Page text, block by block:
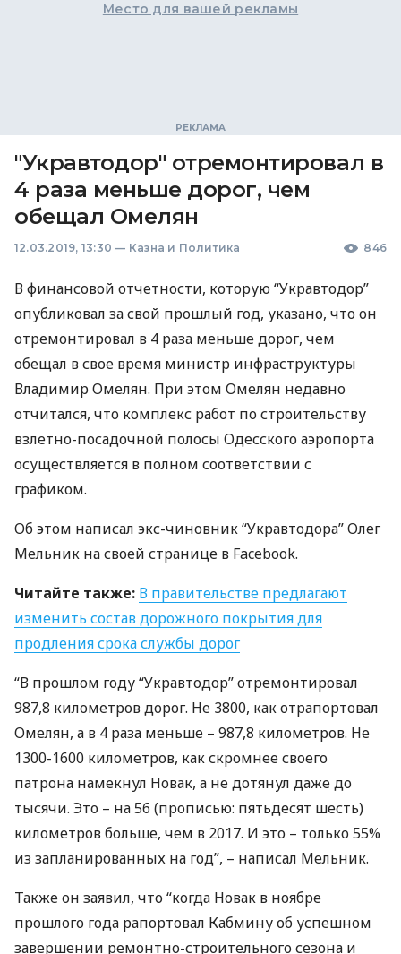
Место для вашей рекламы
"Укравтодор" отремонтировал в
4 раза меньше дорог, чем
обещал Омелян
12.03.2019, 13:30 — Казна и Политика 846
В финансовой отчетности, которую “Укравтодор”
опубликовал за свой прошлый год, указано, что он
отремонтировал в 4 раза меньше дорог, чем
обещал в свое время министр инфраструктуры
Владимир Омелян. При этом Омелян недавно
отчитался, что комплекс работ по строительству
взлетно-посадочной полосы Одесского аэропорта
осуществляется в полном соответствии с
графиком.
Об этом написал экс-чиновник “Укравтодора” Олег
Мельник на своей странице в Facebook.
Читайте также: В правительстве предлагают
изменить состав дорожного покрытия для
продления срока службы дорог
“В прошлом году “Укравтодор” отремонтировал
987,8 километров дорог. Не 3800, как отрапортовал
Омелян, а в 4 раза меньше – 987,8 километров. Не
1300-1600 километров, как скромнее своего
патрона намекнул Новак, а не дотянул даже до
тысячи. Это – на 56 (прописью: пятьдесят шесть)
километров больше, чем в 2017. И это – только 55%
из запланированных на год”, – написал Мельник.
Также он заявил, что “когда Новак в ноябре
прошлого года рапортовал Кабмину об успешном
завершении ремонтно-строительного сезона и